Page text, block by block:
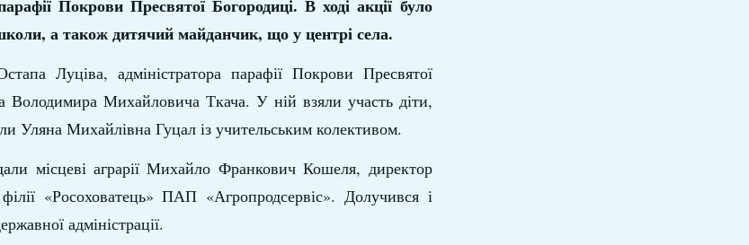
Покрови Пресвятої Богородиці. В ході акції було
а також дитячий майданчик, що у центрі села.
Луціва, адміністратора парафії Покрови Пресвятої
Володимира Михайловича Ткача. У ній взяли участь діти,
Уляна Михайлівна Гуцал із учительським колективом.
місцеві аграрії Михайло Франкович Кошеля, директор
«Росоховатець» ПАП «Агропродсервіс». Долучився і
адміністрації.